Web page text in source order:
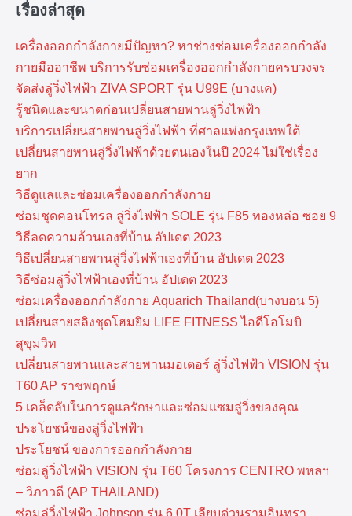
NF
SPINNING
เรื่องล่าสุด
เครื่องออกกำลังกายมีปัญหา? หาช่างซ่อมเครื่องออกกำลัง
กายมืออาชีพ บริการรับซ่อมเครื่องออกกำลังกายครบวงจร
จัดส่งลู่วิ่งไฟฟ้า ZIVA SPORT รุ่น U99E (บางแค)
รู้ชนิดและขนาดก่อนเปลี่ยนสายพานลู่วิ่งไฟฟ้า
บริการเปลี่ยนสายพานลู่วิ่งไฟฟ้า ที่​ศาลแพ่งกรุงเทพ​ใต้
เปลี่ยนสายพานลู่วิ่งไฟฟ้าด้วยตนเองในปี 2024 ไม่ใช่เรื่อง
ยาก
วิธีดูแลและซ่อมเครื่องออกกำลังกาย
ซ่อมชุดคอนโทรล ลู่วิ่งไฟฟ้า SOLE รุ่น F85 ทองหล่อ ซอย 9
วิธีลดความอ้วนเองที่บ้าน อัปเดต 2023
วิธีเปลี่ยนสายพานลู่วิ่งไฟฟ้าเองที่บ้าน อัปเดต 2023
วิธีซ่อมลู่วิ่งไฟฟ้าเองที่บ้าน อัปเดต 2023
ซ่อมเครื่องออกกำลังกาย Aquarich Thailand(บางบอน 5)
เปลี่ยนสายสลิงชุดโฮมยิม LIFE FITNESS ไอดีโอโมบิ
สุขุมวิท
เปลี่ยนสายพานและสายพานมอเตอร์ ลู่วิ่งไฟฟ้า VISION รุ่น
T60 AP ราชพฤกษ์
5 เคล็ดลับในการดูแลรักษาและซ่อมแซมลู่วิ่งของคุณ
ประโยชน์ของลู่วิ่งไฟฟ้า
ประโยชน์ ของการออกกำลังกาย
ซ่อมลู่วิ่งไฟฟ้า VISION รุ่น T60 โครงการ CENTRO พหลฯ
– วิภาวดี (AP THAILAND)
ซ่อมลู่วิ่งไฟฟ้า Johnson รุ่น 6.0T เลียบด่วนรามอินทรา